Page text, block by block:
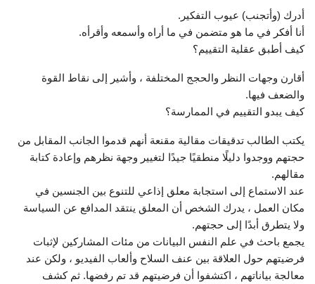
أدرك (وأتجنب) عيوب التفكير.
أنا أفكر في ما هو متضمن في ما أراه وأسمعه وأقرأه.
كيف أطبق عقلية التقييم؟
أقارن وجهات النظر والحجج المختلفة ، وأشير إلى نقاط القوة
والضعف فيها.
كيف يبدو التقييم في الممارسة؟
يكتب الطالب تدقيقات مقالية مقنعة أنهم قدموا الجانب المقابل من
حجتهم ووجدوا دليلًا منطقيًا جيدًا لتغيير وجهة نظرهم وإعادة كتابة
مقالهم.
عند الاستماع إلى استجابة معلق إذاعي للتنوع بين الجنسين في
مكان العمل ، يدرك الشخص أن المعلق ينتقد المدافع عن السياسة
ولا يتطرق أبدًا إلى حجتهم.
يجمع باحث في علم النفس البيانات من مئات المشاركين لإثبات
فرضيتهم حول العلاقة بين عنف السلاح وألعاب الفيديو ، ولكن عند
معالجة بياناتهم ، اكتشفوا أن فرضيتهم قد تم رفضها. ثم كشف